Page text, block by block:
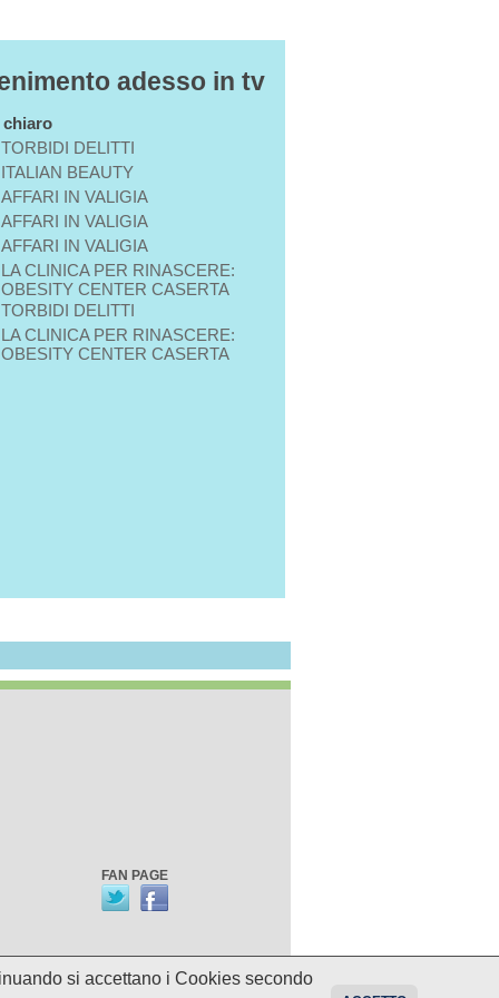
adesso in tv
TORBIDI DELITTI
ITALIAN BEAUTY
AFFARI IN VALIGIA
AFFARI IN VALIGIA
AFFARI IN VALIGIA
LA CLINICA PER RINASCERE:
OBESITY CENTER CASERTA
TORBIDI DELITTI
LA CLINICA PER RINASCERE:
OBESITY CENTER CASERTA
FAN PAGE
programmi potrebbero essere
si accettano i Cookies secondo